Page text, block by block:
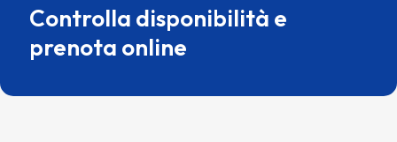
Controlla disponibilità e
prenota online